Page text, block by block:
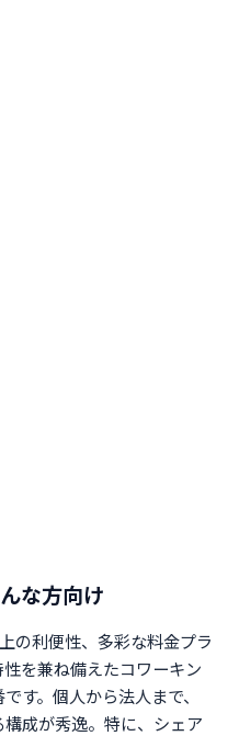
な方向け
の利便性、多彩な料金プラ
を兼ね備えたコワーキン
す。個人から法人まで、
成が秀逸。特に、シェア